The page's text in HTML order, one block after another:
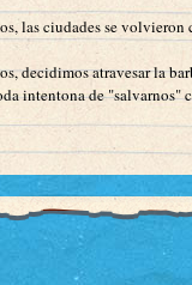
las ciudades se
decidimos atravesar la
intentona de "salvarnos"